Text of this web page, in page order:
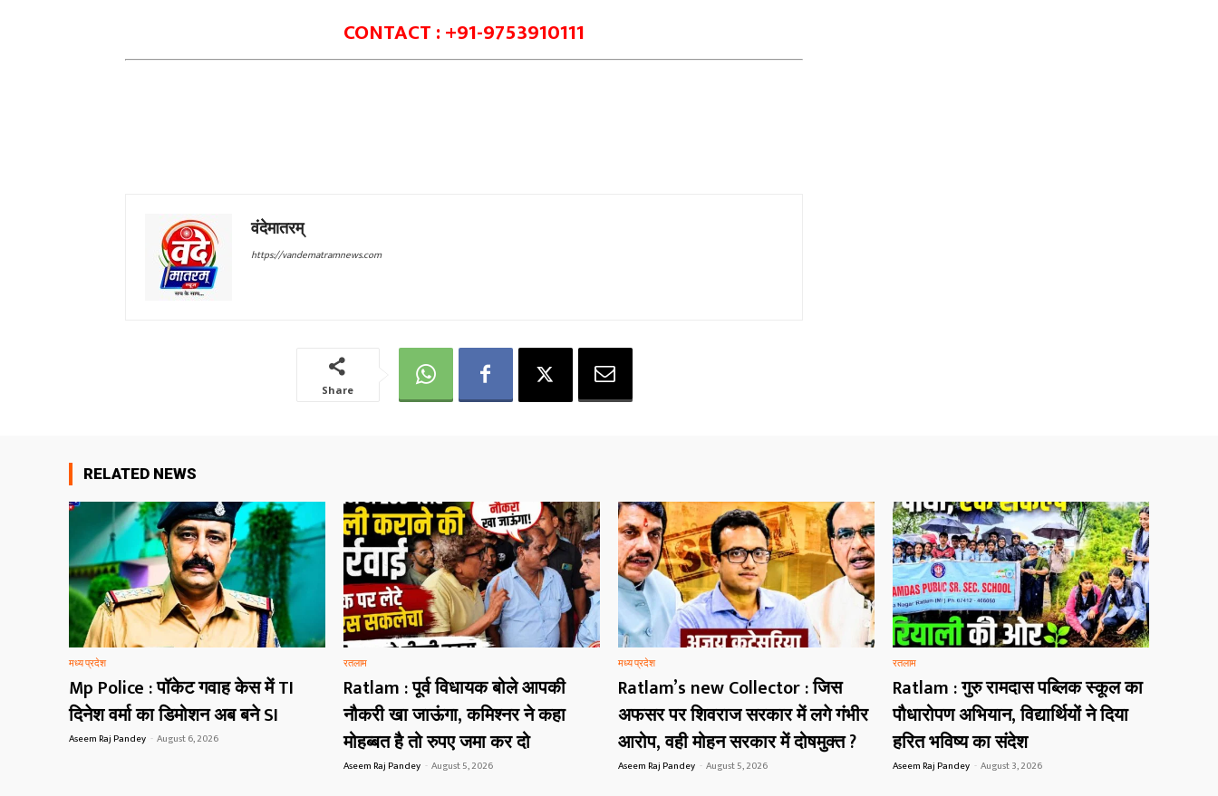
CONTACT : +91-9753910111
वंदेमातरम्
https://vandematramnews.com
Share
RELATED NEWS
मध्य प्रदेश
Mp Police : पॉकेट गवाह केस में TI
दिनेश वर्मा का डिमोशन अब बने SI
Aseem Raj Pandey - August 6, 2026
रतलाम
Ratlam : पूर्व विधायक बोले आपकी
नौकरी खा जाऊंगा, कमिश्नर ने कहा
मोहब्बत है तो रुपए जमा कर दो
Aseem Raj Pandey - August 5, 2026
मध्य प्रदेश
Ratlam’s new Collector : जिस
अफसर पर शिवराज सरकार में लगे गंभीर
आरोप, वही मोहन सरकार में दोषमुक्त ?
Aseem Raj Pandey - August 5, 2026
रतलाम
Ratlam : गुरु रामदास पब्लिक स्कूल का
पौधारोपण अभियान, विद्यार्थियों ने दिया
हरित भविष्य का संदेश
Aseem Raj Pandey - August 3, 2026